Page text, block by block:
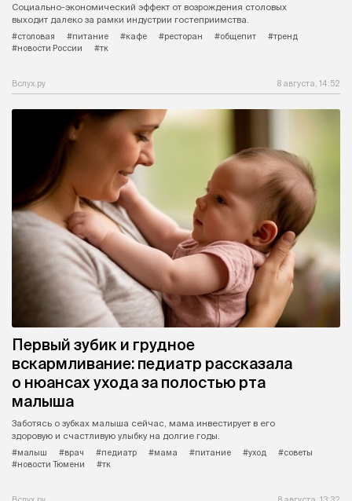
Социально-экономический эффект от возрождения столовых
выходит далеко за рамки индустрии гостеприимства.
#столовая
#питание #кафе #ресторан #общепит
#тренд
#новости России
#тк
Вслух.ру 8 августа, 14:52
Первый зубик и грудное
вскармливание: педиатр рассказала
о нюансах ухода за полостью рта
малыша
Заботясь о зубках малыша сейчас, мама инвестирует в его
здоровую и счастливую улыбку на долгие годы.
#малыш
#врач #педиатр #мама #питание #уход
#советы
#новости Тюмени
#тк